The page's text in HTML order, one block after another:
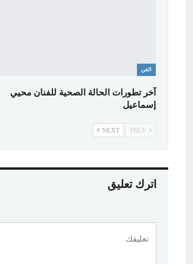
الفن
آخر تطورات الحالة الصحية للفنان محيي
إسماعيل
NEXT
اترك تعليق